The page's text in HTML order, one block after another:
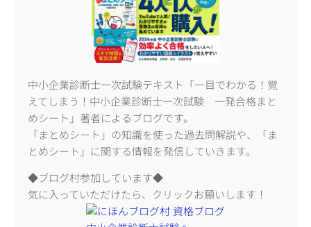
中小企業診断士一次試験テキスト「一目でわかる！覚
えてしまう！中小企業診断士一次試験 一発合格まと
めシート」著者によるブログです。
「まとめシート」の知識を使った過去問解説や、「ま
とめシート」に関する情報を発信していきます。
◆ブログ村参加しています◆
気に入っていただけたら、クリックお願いします！